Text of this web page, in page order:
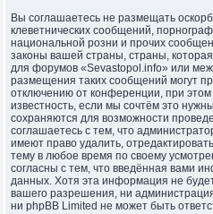
Вы соглашаетесь не размещать
клеветнических сообщений,
национальной розни и прочих
законы вашей страны, страны, которая
для форумов «Sevastopol.info» или
размещения таких сообщений могут
отключению от конференции, при
известность, если мы сочтём это
сохраняются для возможности
соглашаетесь с тем, что
имеют право удалить,
тему в любое время по своему
согласны с тем, что введённая вами
данных. Хотя эта информация не
вашего разрешения, ни
ни phpBB Limited не может быть